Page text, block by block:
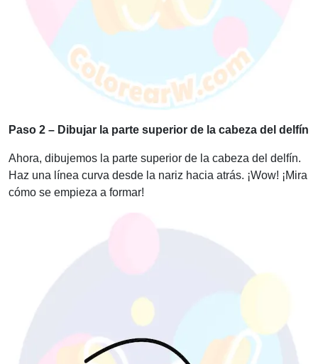
Paso 2 – Dibujar la parte superior de la cabeza del delfín
Ahora, dibujemos la parte superior de la cabeza del delfín.
Haz una línea curva desde la nariz hacia atrás. ¡Wow! ¡Mira
cómo se empieza a formar!